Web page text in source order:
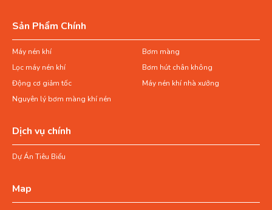
Sản Phẩm Chính
Máy nén khí
Bơm màng
Lọc máy nén khí
Bơm hút chân không
Động cơ giảm tốc
Máy nén khí nhà xưởng
Nguyên lý bơm màng khí nén
Dịch vụ chính
Dự Án Tiêu Biểu
Map